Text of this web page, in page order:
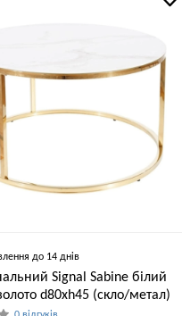
до 14 днів
Signal Sabine білий
d80хh45 (скло/метал)